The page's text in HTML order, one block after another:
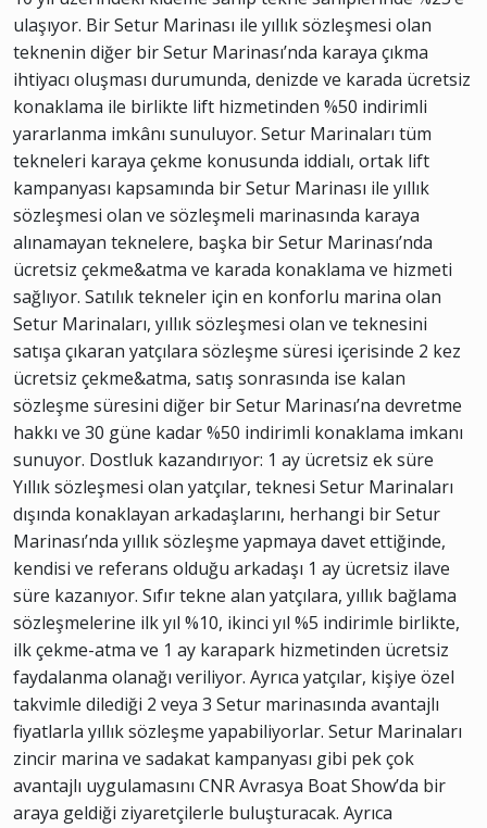
ulaşıyor. Bir Setur Marinası ile yıllık sözleşmesi olan
teknenin diğer bir Setur Marinası’nda karaya çıkma
ihtiyacı oluşması durumunda, denizde ve karada ücretsiz
konaklama ile birlikte lift hizmetinden %50 indirimli
yararlanma imkânı sunuluyor. Setur Marinaları tüm
tekneleri karaya çekme konusunda iddialı, ortak lift
kampanyası kapsamında bir Setur Marinası ile yıllık
sözleşmesi olan ve sözleşmeli marinasında karaya
alınamayan teknelere, başka bir Setur Marinası’nda
ücretsiz çekme&atma ve karada konaklama ve hizmeti
sağlıyor. Satılık tekneler için en konforlu marina olan
Setur Marinaları, yıllık sözleşmesi olan ve teknesini
satışa çıkaran yatçılara sözleşme süresi içerisinde 2 kez
ücretsiz çekme&atma, satış sonrasında ise kalan
sözleşme süresini diğer bir Setur Marinası’na devretme
hakkı ve 30 güne kadar %50 indirimli konaklama imkanı
sunuyor. Dostluk kazandırıyor: 1 ay ücretsiz ek süre
Yıllık sözleşmesi olan yatçılar, teknesi Setur Marinaları
dışında konaklayan arkadaşlarını, herhangi bir Setur
Marinası’nda yıllık sözleşme yapmaya davet ettiğinde,
kendisi ve referans olduğu arkadaşı 1 ay ücretsiz ilave
süre kazanıyor. Sıfır tekne alan yatçılara, yıllık bağlama
sözleşmelerine ilk yıl %10, ikinci yıl %5 indirimle birlikte,
ilk çekme-atma ve 1 ay karapark hizmetinden ücretsiz
faydalanma olanağı veriliyor. Ayrıca yatçılar, kişiye özel
takvimle dilediği 2 veya 3 Setur marinasında avantajlı
fiyatlarla yıllık sözleşme yapabiliyorlar. Setur Marinaları
zincir marina ve sadakat kampanyası gibi pek çok
avantajlı uygulamasını CNR Avrasya Boat Show’da bir
araya geldiği ziyaretçilerle buluşturacak. Ayrıca